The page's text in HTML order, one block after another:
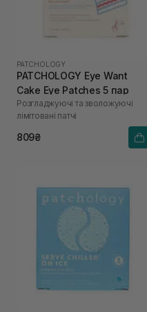
PATCHOLOGY
PATCHOLOGY Eye Want
Cake Eye Patches 5 пар
Розгладжуючі та зволожуючі
лімітовані патчі
809₴